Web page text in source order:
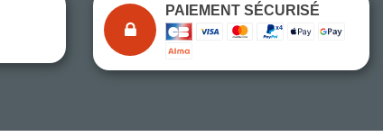
PAIEMENT SÉCURISÉ